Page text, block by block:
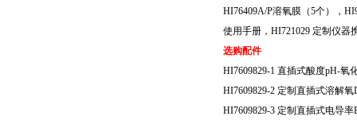
HI76409A/P溶氧膜（5个），
使用手册， HI721029 定制仪器
选购配件
HI7609829-1 直插式酸度pH-氧
HI7609829-2 定制直插式溶解氧
HI7609829-3 定制直插式电导率